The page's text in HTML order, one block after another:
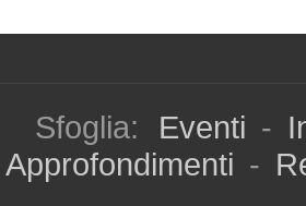
Sfoglia: Eventi -
Approfondimenti -